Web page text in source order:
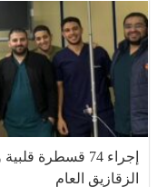
الزقازيق العام